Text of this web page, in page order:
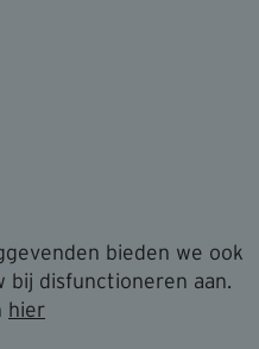
bieden we ook
bij disfunctioneren aan.
hier